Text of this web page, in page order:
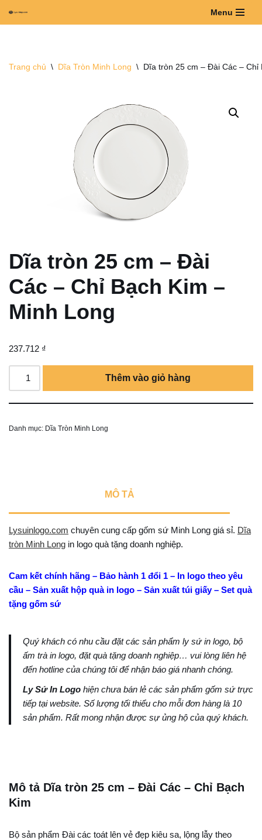
dung
Menu
Trang chủ \ Dĩa Tròn Minh Long \ Dĩa tròn 25 cm – Đài Các – Chỉ
Dĩa tròn 25 cm – Đài
Các – Chỉ Bạch Kim –
Minh Long
237.712 ₫
Thêm vào giỏ hàng
Danh mục: Dĩa Tròn Minh Long
MÔ TẢ
Lysuinlogo.com chuyên cung cấp gốm sứ Minh Long giá sỉ. Dĩa
tròn Minh Long in logo quà tặng doanh nghiệp.
Cam kết chính hãng – Bảo hành 1 đổi 1 – In logo theo yêu
cầu – Sản xuất hộp quà in logo – Sản xuất túi giấy – Set quà
tặng gốm sứ
Quý khách có nhu cầu đặt các sản phẩm ly sứ in logo, bộ
ấm trà in logo, đặt quà tặng doanh nghiệp… vui lòng liên hệ
đến hotline của chúng tôi để nhận báo giá nhanh chóng.
Ly Sứ In Logo hiện chưa bán lẻ các sản phẩm gốm sứ trực
tiếp tại website. Số lượng tối thiểu cho mỗi đơn hàng là 10
sản phẩm. Rất mong nhận được sự ủng hộ của quý khách.
Mô tả Dĩa tròn 25 cm – Đài Các – Chỉ Bạch
Kim
Bộ sản phẩm Đài các toát lên vẻ đẹp kiêu sa, lộng lẫy theo